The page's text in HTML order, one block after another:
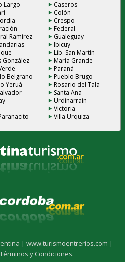
Largo
Caseros
Colón
Crespo
Federal
Ramirez
Gualeguay
Ibicuy
Lib. San Martín
González
María Grande
Paraná
Belgrano
Pueblo Brugo
Yeruá
Rosario del Tala
Santa Ana
Urdinarrain
Victoria
Villa Urquiza
|www.turismoentrerios.com |
Términos y Condiciones.